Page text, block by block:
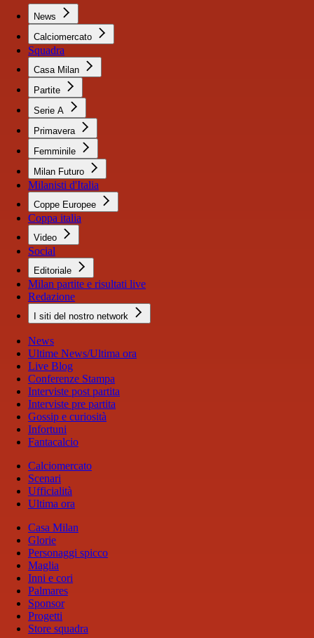
News
Calciomercato
Squadra
Casa Milan
Partite
Serie A
Primavera
Femminile
Milan Futuro
Milanisti d'Italia
Coppe Europee
Coppa italia
Video
Social
Editoriale
Milan partite e risultati live
Redazione
I siti del nostro network
News
Ultime News/Ultima ora
Live Blog
Conferenze Stampa
Interviste post partita
Interviste pre partita
Gossip e curiosità
Infortuni
Fantacalcio
Calciomercato
Scenari
Ufficialità
Ultima ora
Casa Milan
Glorie
Personaggi spicco
Maglia
Inni e cori
Palmares
Sponsor
Progetti
Store squadra